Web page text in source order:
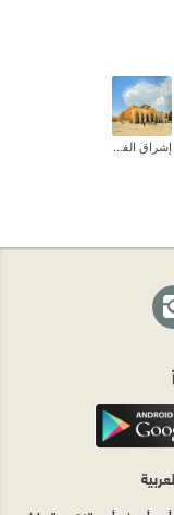
إشراق الفطافطة (Ishraq Abdelrahman)